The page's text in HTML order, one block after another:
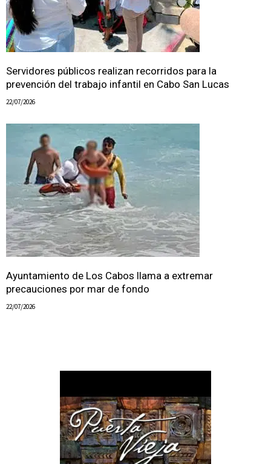
Servidores públicos realizan recorridos para la
prevención del trabajo infantil en Cabo San Lucas
22/07/2026
Ayuntamiento de Los Cabos llama a extremar
precauciones por mar de fondo
22/07/2026